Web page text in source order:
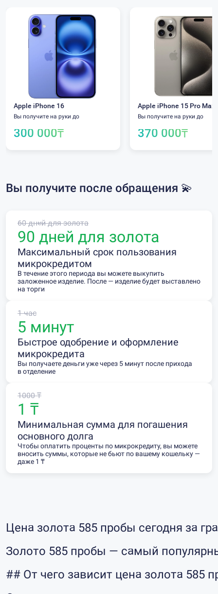
Apple iPhone 16
Вы получите на руки до
300 000₸
Apple iPhone 15 Pro Max
Вы получите на руки до
370 000₸
Вы получите после обращения 💫
60 дней для золота
90 дней для золота
Максимальный срок пользования
микрокредитом
В течение этого периода вы можете выкупить
заложенное изделие. После — изделие будет выставлено
на торги
1 час
5 минут
Быстрое одобрение и оформление
микрокредита
Вы получаете деньги уже через 5 минут после прихода
в отделение
1000 ₸
1 ₸
Минимальная сумма для погашения
основного долга
Чтобы оплатить проценты по микрокредиту, вы можете
вносить суммы, которые не бьют по вашему кошельку —
даже 1 ₸
Цена золота 585 пробы сегодня за
Золото 585 пробы — самый
## От чего зависит цена золота 585